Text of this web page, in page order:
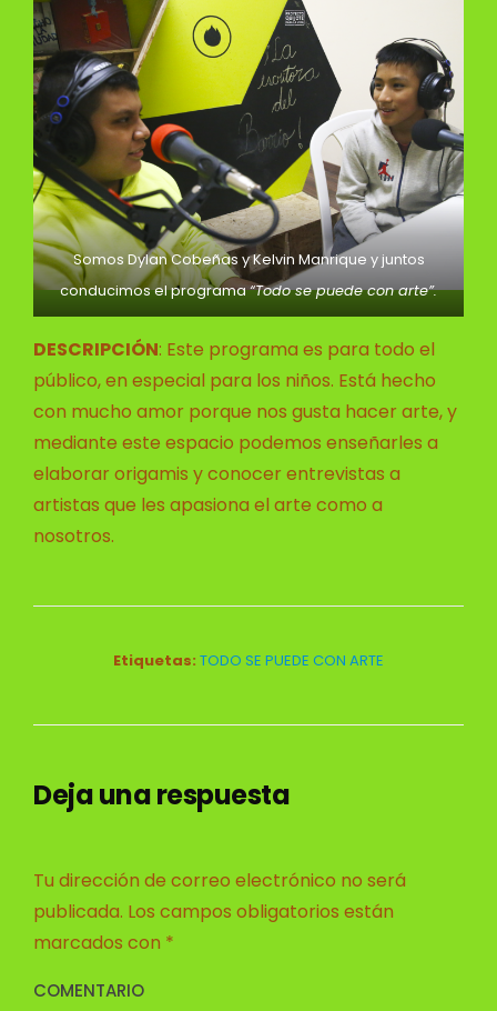
Somos Dylan Cobeñas y Kelvin Manrique y juntos
conducimos el programa“Todo se puede con arte”.
DESCRIPCIÓN: Este programa es para todo el
público, en especial para los niños. Está hecho
con mucho amor porque nos gusta hacer arte, y
mediante este espacio podemos enseñarles a
elaborar origamis y conocer entrevistas a
artistas que les apasiona el arte como a
nosotros.
Etiquetas: TODO SE PUEDE CON ARTE
Deja una respuesta
Tu dirección de correo electrónico no será
publicada. Los campos obligatorios están
marcados con *
COMENTARIO